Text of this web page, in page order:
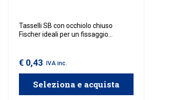
Tasselli SB con occhiolo chiuso
Fischer ideali per un fissaggio
occhiolo chiuso, questi tasselli
offrono una soluzione ideale per
come ganci e strutture portanti.
€ 0,43 IVA inc.
Seleziona e acquista